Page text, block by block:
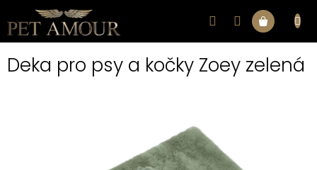
obsah
Nákupní
košík
Deka pro psy a kočky Zoey zelená